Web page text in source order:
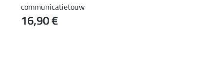
communicatietouw
16,90 €